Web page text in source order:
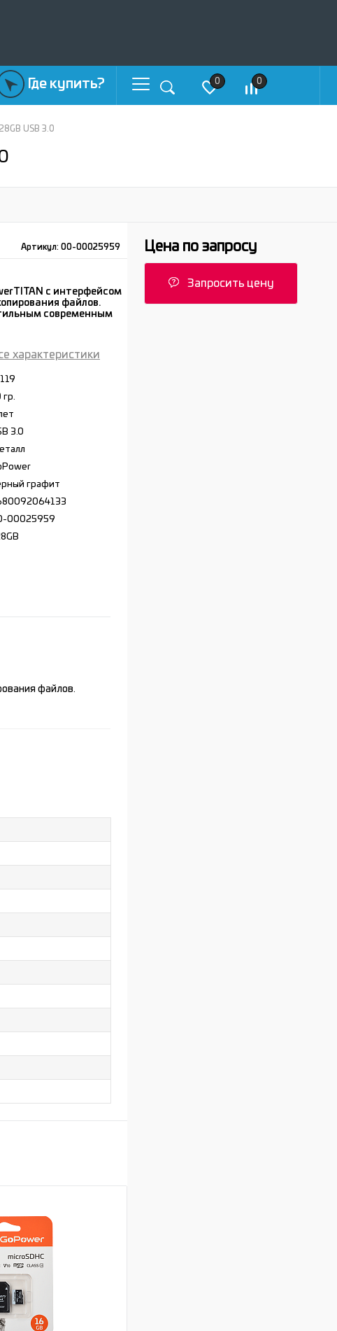
Где купить? 0 0
USB 3.0
Артикул: 00-00025959
TITAN с интерфейсом
файлов.
современным
характеристики
гр.
3.0
графит
00025959
файлов.
Цена по запросу
Запросить цену